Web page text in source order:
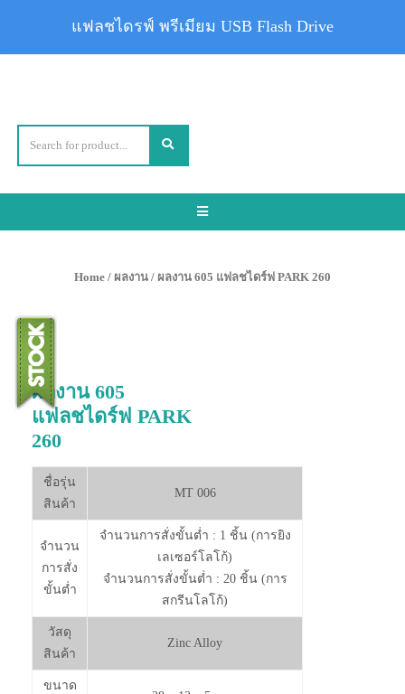
Toggle
ผลงาน 605
แฟลชไดร์ฟ PARK
260
ชื่อรุ่น
สินค้า
MT 006
จำนวน
การสั่ง
ขั้นต่ำ
จำนวนการสั่งขั้นต่ำ : 1 ชิ้น (การยิง
จำนวนการสั่งขั้นต่ำ : 20 ชิ้น (การ
สกรีนโลโก้)
แฟลชไดรฟ์ พรีเมียม USB Flash Drive